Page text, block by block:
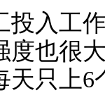
入工作
度也很
天只上